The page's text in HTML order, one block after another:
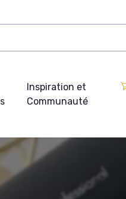
Inspiration et
Communauté